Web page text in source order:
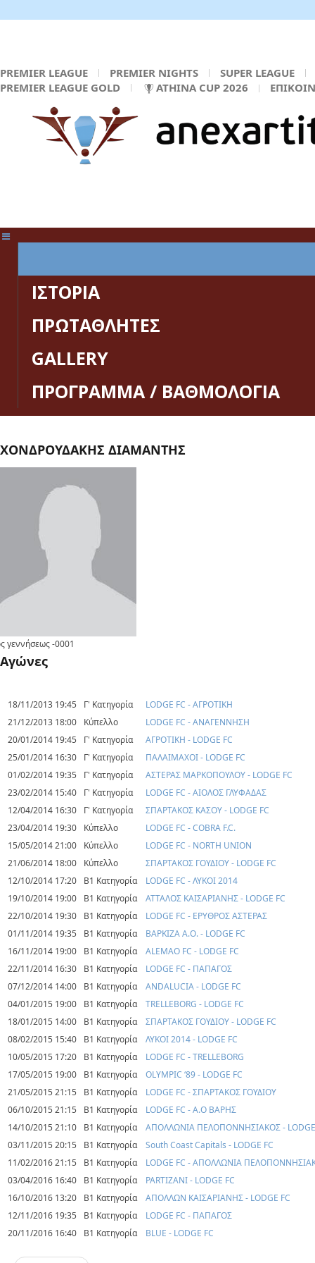
PREMIER LEAGUE PREMIER NIGHTS
SUPER LEAGUE
PREMIER LEAGUE GOLD
ATHINA CUP 2026
ΙΣΤΟΡΙΑ
ΠΡΩΤΑΘΛΗΤΕΣ
GALLERY
ΠΡΟΓΡΑΜΜΑ / ΒΑΘΜΟΛΟΓΙΑ
ΧΟΝΔΡΟΥΔΑΚΗΣ ΔΙΑΜΑΝΤΗΣ
γεννήσεως-0001
Αγώνες
18/11/2013 19:45 Γ' Κατηγορία
LODGE FC - ΑΓΡΟΤΙΚΗ
21/12/2013 18:00
Κύπελλο
LODGE FC - ΑΝΑΓΕΝΝΗΣΗ
20/01/2014 19:45
Γ' Κατηγορία
ΑΓΡΟΤΙΚΗ - LODGE FC
25/01/2014 16:30
Γ' Κατηγορία
ΠΑΛΑΙΜΑΧΟΙ - LODGE FC
01/02/2014 19:35
Γ' Κατηγορία
ΑΣΤΕΡΑΣ ΜΑΡΚΟΠΟΥΛΟΥ - LODGE FC
23/02/2014 15:40
Γ' Κατηγορία
LODGE FC - ΑΙΟΛΟΣ ΓΛΥΦΑΔΑΣ
12/04/2014 16:30
Γ' Κατηγορία
ΣΠΑΡΤΑΚΟΣ ΚΑΣΟΥ - LODGE FC
23/04/2014 19:30
Κύπελλο
LODGE FC - COBRA F.C.
15/05/2014 21:00
Κύπελλο
LODGE FC - NORTH UNION
21/06/2014 18:00
Κύπελλο
ΣΠΑΡΤΑΚΟΣ ΓΟΥΔΙΟΥ - LODGE FC
12/10/2014 17:20
Β1 Κατηγορία
LODGE FC - ΛΥΚΟΙ 2014
19/10/2014 19:00
Β1 Κατηγορία
ΑΤΤΑΛΟΣ ΚΑΙΣΑΡΙΑΝΗΣ - LODGE FC
22/10/2014 19:30
Β1 Κατηγορία
LODGE FC - ΕΡΥΘΡΟΣ ΑΣΤΕΡΑΣ
01/11/2014 19:35
Β1 Κατηγορία
ΒΑΡΚΙΖΑ Α.Ο. - LODGE FC
16/11/2014 19:00
Β1 Κατηγορία
ALEMAO FC - LODGE FC
22/11/2014 16:30
Β1 Κατηγορία
LODGE FC - ΠΑΠΑΓΟΣ
07/12/2014 14:00
Β1 Κατηγορία
ANDALUCIA - LODGE FC
04/01/2015 19:00
Β1 Κατηγορία
TRELLEBORG - LODGE FC
18/01/2015 14:00
Β1 Κατηγορία
ΣΠΑΡΤΑΚΟΣ ΓΟΥΔΙΟΥ - LODGE FC
08/02/2015 15:40
Β1 Κατηγορία
ΛΥΚΟΙ 2014 - LODGE FC
10/05/2015 17:20
Β1 Κατηγορία
LODGE FC - TRELLEBORG
17/05/2015 19:00
Β1 Κατηγορία
OLYMPIC ‘89 - LODGE FC
21/05/2015 21:15
Β1 Κατηγορία
LODGE FC - ΣΠΑΡΤΑΚΟΣ ΓΟΥΔΙΟΥ
06/10/2015 21:15
Β1 Κατηγορία
LODGE FC - Α.Ο ΒΑΡΗΣ
14/10/2015 21:10
Β1 Κατηγορία
ΑΠΟΛΛΩΝΙΑ ΠΕΛΟΠΟΝΝΗΣΙΑΚΟΣ - LODGE
03/11/2015 20:15
Β1 Κατηγορία
South Coast Capitals - LODGE FC
11/02/2016 21:15
Β1 Κατηγορία
LODGE FC - ΑΠΟΛΛΩΝΙΑ
03/04/2016 16:40
Β1 Κατηγορία
PARTIZANI - LODGE FC
16/10/2016 13:20
Β1 Κατηγορία
ΑΠΟΛΛΩΝ ΚΑΙΣΑΡΙΑΝΗΣ - LODGE FC
12/11/2016 19:35
Β1 Κατηγορία
LODGE FC - ΠΑΠΑΓΟΣ
20/11/2016 16:40
Β1 Κατηγορία BLUE - LODGE FC